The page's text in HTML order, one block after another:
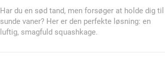
Etiam est nibh,
Har du en sød tand, men forsøger at holde dig til
sunde vaner? Her er den perfekte løsning: en
luftig, smagfuld squashkage.